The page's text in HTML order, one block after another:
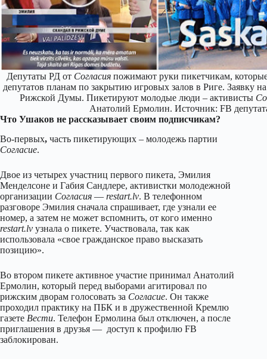
Депутаты РД от Согласия пожимают руки пикетчикам,
депутатов планам по закрытию игровых залов в Риге. Заявку
Рижской Думы. Пикетируют молодые люди – активисты
Анатолий Ермолин. Источник: FB
Что Ушаков не рассказывает своим подписчикам?
Во-первых, часть пикетирующих – молодежь партии
Согласие.
Двое из четырех участниц первого пикета, Эмилия
Менделсоне и Габия Сандлере, активистки молодежной
организации Согласия — restart.lv. В телефонном
разговоре Эмилия сначала спрашивает, где узнали ее
номер, а затем не может вспомнить, от кого именно
restart.lv узнала о пикете. Участвовала, так как
использовала «свое гражданское право высказать
позицию».
Во втором пикете активное участие принимал Анатолий
Ермолин, который перед выборами агитировал по
рижским дворам голосовать за Согласие. Он также
проходил практику на ПБК и в дружественной Кремлю
газете Вести. Телефон Ермолина был отключен, а после
приглашения в друзья — доступ к профилю FB
заблокирован.